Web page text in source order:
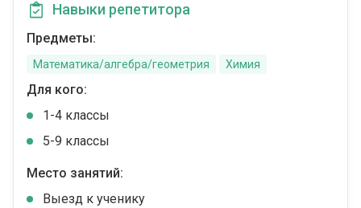
Навыки репетитора
Предметы:
Математика/алгебра/геометрия Химия
Для кого:
1-4 классы
5-9 классы
Место занятий:
Выезд к ученику